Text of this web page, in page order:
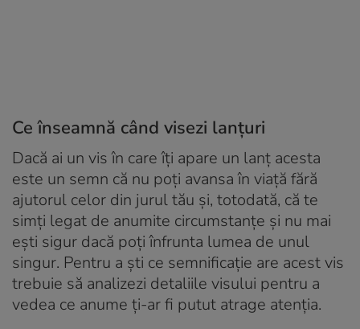
Ce înseamnă când visezi lanțuri
Dacă ai un vis în care îți apare un lanț acesta
este un semn că nu poți avansa în viață fără
ajutorul celor din jurul tău și, totodată, că te
simți legat de anumite circumstanțe și nu mai
ești sigur dacă poți înfrunta lumea de unul
singur. Pentru a ști ce semnificație are acest vis
trebuie să analizezi detaliile visului pentru a
vedea ce anume ți-ar fi putut atrage atenția.